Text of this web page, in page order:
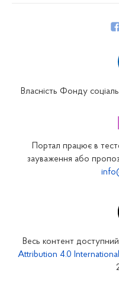
Закарпатське відділення
Запорізьке відділення
Кіровоградське відділення
Власність Фонду
Портал працює в
зауваження або
Весь контент доступний
Attribution 4.0